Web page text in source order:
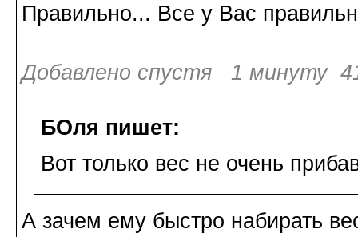
Правильно... Все у Вас
Добавлено спустя 1 минуту
БОля пишет:
Вот только вес не очень
А зачем ему быстро набирать